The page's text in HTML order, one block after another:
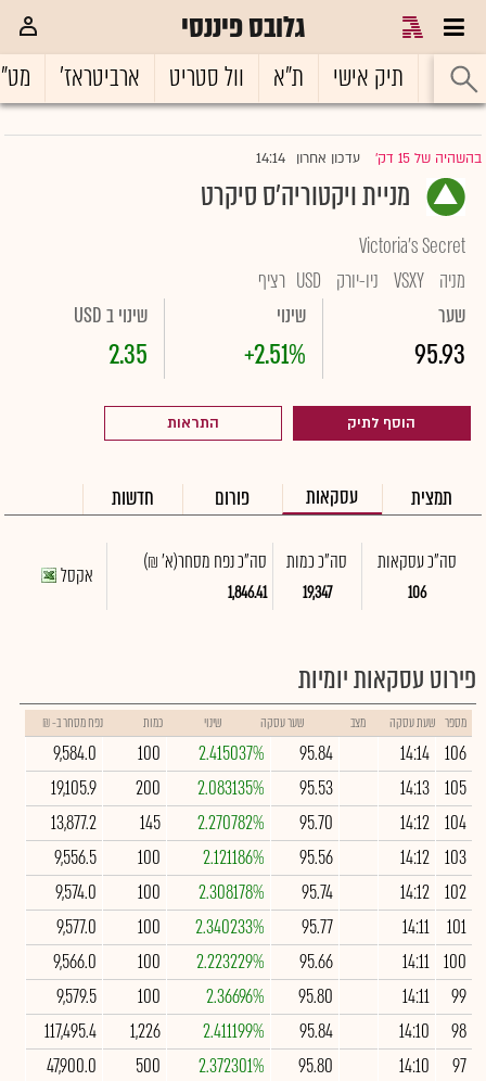
גלובס פיננסי
ראשי תיק אישי ת"א וול סטריט ארביטראז'
בהשהיה של 15 דק' |עדכון אחרון 14:14
מניית ויקטוריה'ס סיקרט
Victoria's Secret
מניה VSXY ניו-יורק USD רציף
שער
95.93
שינוי
+2.51%
שינוי ב USD
2.35
הוסף לתיק התראות
תמצית עסקאות פורום חדשות
סה"כ עסקאות
106
סה"כ כמות
19,347
סה"כ נפח מסחר(א' ₪)
1,846.41
אקסל
פירוט עסקאות יומיות
מספר שעת עסקה מצב שער עסקה שינוי כמות נפח מסחר ב- ₪
106
14:14
95.84
2.415037%
100
9,584.0
105
14:13
95.53
2.083135%
200
19,105.9
104
14:12
95.70
2.270782%
145
13,877.2
103
14:12
95.56
2.121186%
100
9,556.5
102
14:12
95.74
2.308178%
100
9,574.0
101
14:11
95.77
2.340233%
100
9,577.0
100
14:11
95.66
2.223229%
100
9,566.0
99
14:11
95.80
2.36696%
100
9,579.5
98
14:10
95.84
2.411199%
1,226
117,495.4
97
14:10
95.80
2.372301%
500
47,900.0